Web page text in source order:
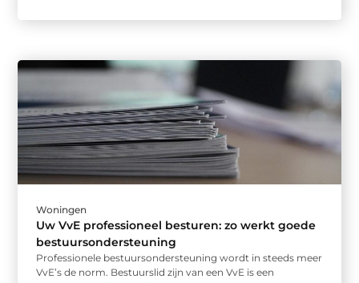
Woningen
Uw VvE professioneel besturen: zo werkt goede
bestuursondersteuning
Professionele bestuursondersteuning wordt in steeds meer
VvE’s de norm. Bestuurslid zijn van een VvE is een